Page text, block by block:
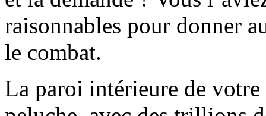
raisonnables pour donner
le combat.
La paroi intérieure de